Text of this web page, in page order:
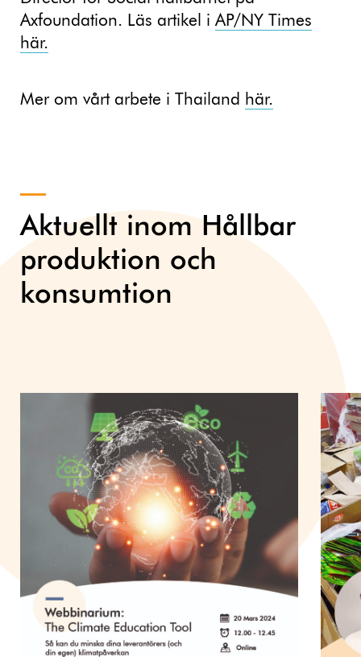
Axfoundation. Läs artikel i AP/NY Times
här.
Mer om vårt arbete i Thailand här.
Aktuellt inom Hållbar
produktion och
konsumtion